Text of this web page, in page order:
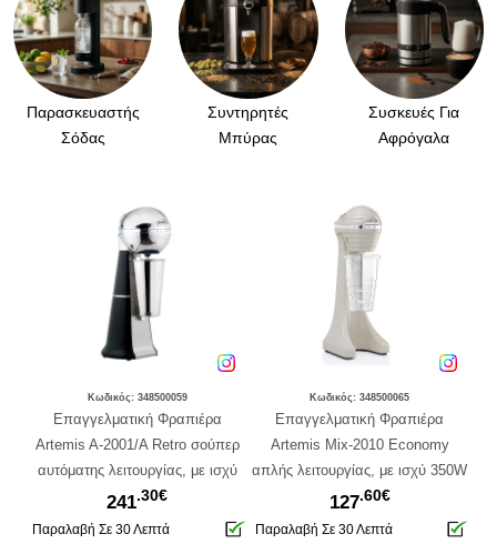
Παρασκευαστής
Σόδας
Συντηρητές
Μπύρας
Συσκευές Για
Αφρόγαλα
Κωδικός: 348500059
Επαγγελματική Φραπιέρα
Artemis A-2001/A Retro σούπερ
αυτόματης λειτουργίας, με ισχύ
350W και 2 ταχύτητες - Βlack
241.30€
Παραλαβή Σε 30 Λεπτά
Κωδικός: 348500065
Επαγγελματική Φραπιέρα
Artemis Mix-2010 Economy
απλής λειτουργίας, με ισχύ 350W
και 2 ταχύτητες - Cream
127.60€
Παραλαβή Σε 30 Λεπτά